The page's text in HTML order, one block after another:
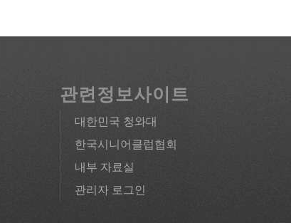
관련정보사이트
대한민국 청와대
한국시니어클럽협회
내부 자료실
관리자 로그인